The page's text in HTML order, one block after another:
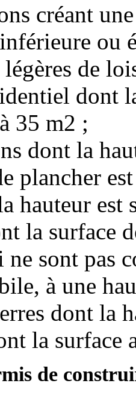
créant
ou
de
dont
35 m2 ;
dont la
plancher
hauteur est
la surface
ne sont pas
à une
dont la
la surface
de